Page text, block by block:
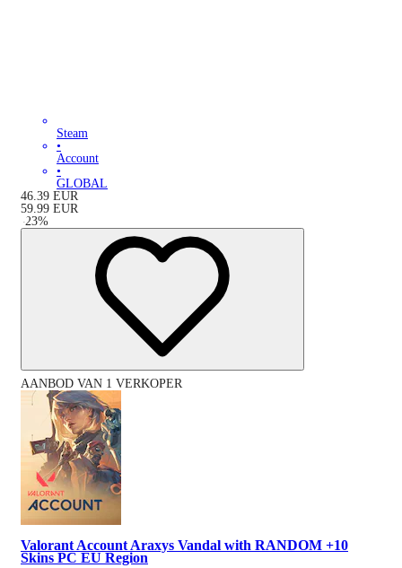
Steam
•
Account
•
GLOBAL
46.39 EUR
59.99 EUR
-23%
AANBOD VAN 1 VERKOPER
Valorant Account Araxys Vandal with RANDOM +10
Skins PC EU Region